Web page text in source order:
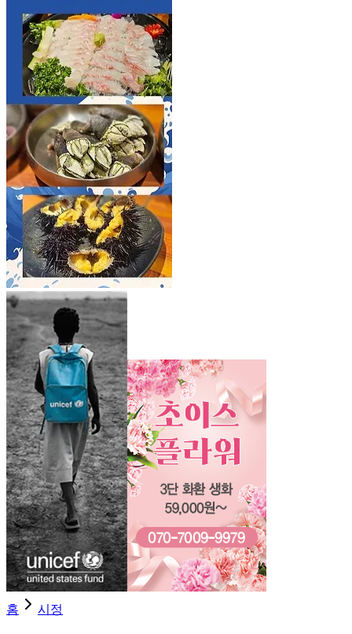
홈 시정